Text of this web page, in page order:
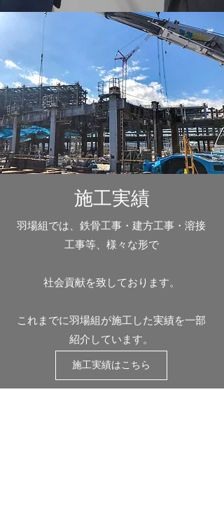
施工実績
羽場組では、鉄骨工事・建方工事・溶接
工事等、様々な形で
社会貢献を致しております。
これまでに羽場組が施工した実績を一部
紹介しています。
施工実績はこちら